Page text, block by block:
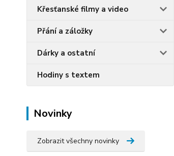
Křesťanské filmy a video
Přání a záložky
Dárky a ostatní
Hodiny s textem
Novinky
Zobrazit všechny novinky